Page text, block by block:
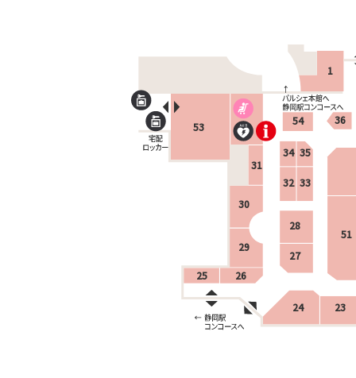
1
23
24
25 26
27
28
29
30
31
32 33
34 35
36
51
53 54